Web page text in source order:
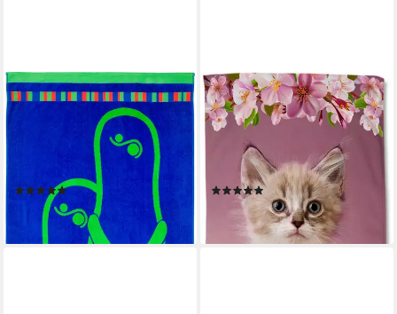
GÖZZE
Strandtuch FlipFlop,
Jacquard-Velours (1-St),
Badetuch, mit Motiv, reine
(3)
28,99 €
lieferbar - in 6-8 Werktagen bei dir
GOOD MORNING
Strandtuch Look, Velours
(Packung, 1-St), Mikrofaser,
75x150, Schnelltrocknend,
Kind, Mädchen, Katze, Rosa
(1)
19,95 €
lieferbar - in 6-8 Werktagen bei dir